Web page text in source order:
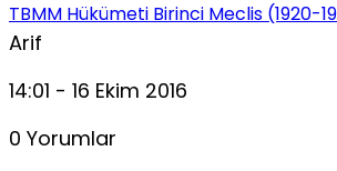
TBMM Hükümeti Birinci Meclis (1920-
Arif
14:01 - 16 Ekim 2016
0 Yorumlar